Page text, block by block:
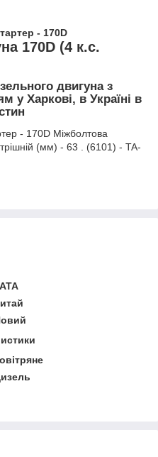
- 170D
170D (4 к.с.
двигуна з
у Харкові, в Україні в
- 170D Міжболтова
(мм) - 63 . (6101) - TA-